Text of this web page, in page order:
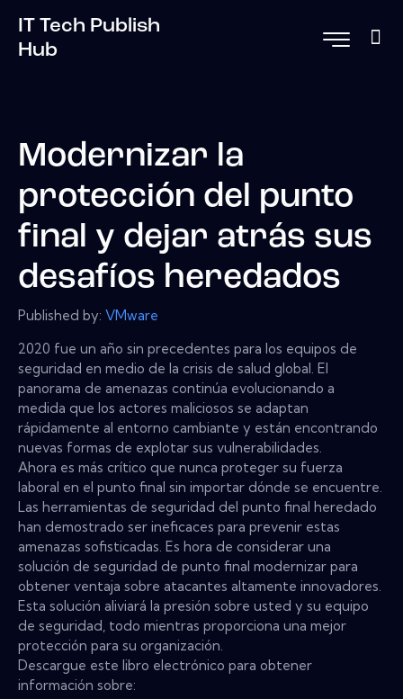
IT Tech Publish
Hub
Modernizar la
protección del punto
final y dejar atrás sus
desafíos heredados
Published by: VMware
2020 fue un año sin precedentes para los equipos de
seguridad en medio de la crisis de salud global. El
panorama de amenazas continúa evolucionando a
medida que los actores maliciosos se adaptan
rápidamente al entorno cambiante y están encontrando
nuevas formas de explotar sus vulnerabilidades.
Ahora es más crítico que nunca proteger su fuerza
laboral en el punto final sin importar dónde se encuentre.
Las herramientas de seguridad del punto final heredado
han demostrado ser ineficaces para prevenir estas
amenazas sofisticadas. Es hora de considerar una
solución de seguridad de punto final modernizar para
obtener ventaja sobre atacantes altamente innovadores.
Esta solución aliviará la presión sobre usted y su equipo
de seguridad, todo mientras proporciona una mejor
protección para su organización.
Descargue este libro electrónico para obtener
información sobre: